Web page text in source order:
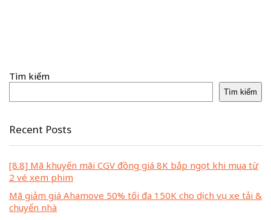
Tìm kiếm
Tìm kiếm
Recent Posts
[8.8] Mã khuyến mãi CGV đồng giá 8K bắp ngọt khi mua từ
2 vé xem phim
Mã giảm giá Ahamove 50% tối đa 150K cho dịch vụ xe tải &
chuyển nhà